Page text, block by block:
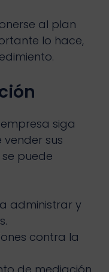
al plan
lo hace,
siga
sus
puede
administrar y
contra la